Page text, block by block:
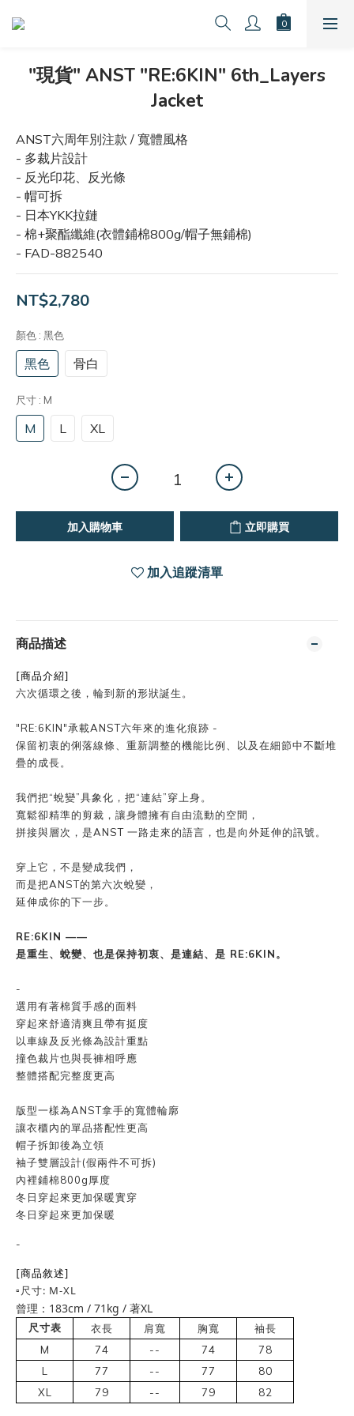
"現貨" ANST "RE:6KIN" 6th_Layers
Jacket
ANST六周年別注款 / 寬體風格
- 多裁片設計
- 反光印花、反光條
- 帽可拆
- 日本YKK拉鏈
- 棉+聚酯纖維(衣體鋪棉800g/帽子無鋪棉)
- FAD-882540
NT$2,780
顏色 : 黑色
黑色 骨白
尺寸 : M
M L XL
加入購物車 立即購買
加入追蹤清單
商品描述
[商品介紹]
六次循環之後，輪到新的形狀誕生。
"RE:6KIN"承載ANST六年來的進化痕跡 -
保留初衷的俐落線條、重新調整的機能比例、以及在細節中不斷堆
疊的成長。
我們把“蛻變”具象化，把“連結”穿上身。
寬鬆卻精準的剪裁，讓身體擁有自由流動的空間，
拼接與層次，是ANST 一路走來的語言，也是向外延伸的訊號。
穿上它，不是變成我們，
而是把ANST的第六次蛻變，
延伸成你的下一步。
RE:6KIN ——
是重生、蛻變、也是保持初衷、是連結、 是 RE:6KIN。
-
選用有著棉質手感的面料
穿起來舒適清爽且帶有挺度
以車線及反光條為設計重點
撞色裁片也與長褲相呼應
整體搭配完整度更高
版型一樣為ANST拿手的寬體輪廓
讓衣櫃內的單品搭配性更高
帽子拆卸後為立領
袖子雙層設計(假兩件不可拆)
內裡鋪棉800g厚度
冬日穿起來更加保暖實穿
冬日穿起來更加保暖
-
[商品敘述]
▫️尺寸: M-XL
曾理：183cm / 71kg / 著XL
尺寸表 衣長 肩寬 胸寬
袖長
M
74 -- 74
78
L
77 -- 77
80
XL
79 -- 79 82